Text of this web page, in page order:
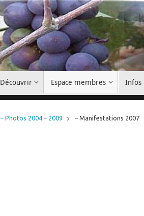
Découvrir Espace membres Infos
– Photos 2004 – 2009 – Manifestations 2007